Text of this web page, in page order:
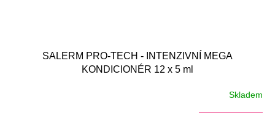
SALERM PRO-TECH - INTENZIVNÍ MEGA
KONDICIONÉR 12 x 5 ml
Skladem